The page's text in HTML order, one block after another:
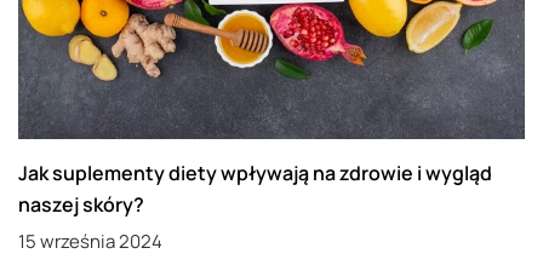
Jak suplementy diety wpływają na zdrowie i wygląd
naszej skóry?
15 września 2024